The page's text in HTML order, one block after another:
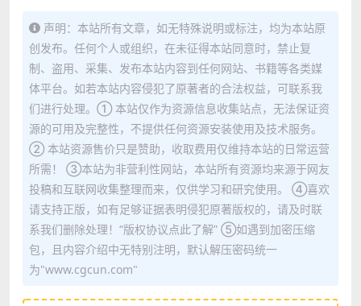
声明：本站所有文章，如无特殊说明或标注，均为本站原
创发布。任何个人或组织，在未征得本站同意时，禁止复
制、盗用、采集、发布本站内容到任何网站、书籍等各类媒
体平台。如若本站内容侵犯了原著者的合法权益，可联系我
们进行处理。① 本站仅作为资源信息收集站点，无法保证资
源的可用及完整性，不提供任何资源安装使用及技术服务。
② 本站资源售价只是赞助，收取费用仅维持本站的日常运营
所需！ ③本站为非营利性网站，本站所有资源均来源于网友
投稿和互联网收集整理而来，仅供学习和研究使用。 ④喜欢
请支持正版，如有足够证据表明侵犯原著版权的，请及时联
系我们删除处理！“版权协议点此了解” ⑤如遇到加密压缩
包，且内容介绍中无特别注明，默认解压密码统一
为"www.cgcun.com"